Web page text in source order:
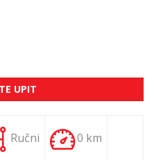
UPIT
Ručni 0 km